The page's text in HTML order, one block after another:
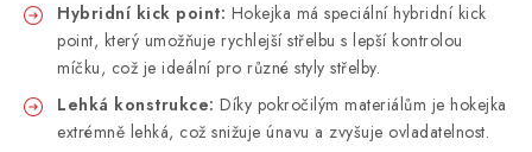
Hybridní kick point: Hokejka má speciální hybridní kick
point, který umožňuje rychlejší střelbu s lepší kontrolou
míčku, což je ideální pro různé styly střelby.
Lehká konstrukce: Díky pokročilým materiálům je hokejka
extrémně lehká, což snižuje únavu a zvyšuje ovladatelnost.